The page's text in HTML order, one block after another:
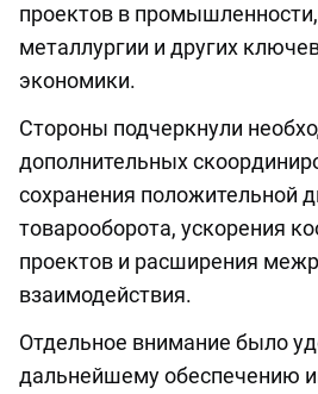
проектов в
металлургии и других
экономики.
Стороны подчеркнули
дополнительных
сохранения положительной
товарооборота, ускорения
проектов и расширения
взаимодействия.
Отдельное внимание было
дальнейшему обеспечению